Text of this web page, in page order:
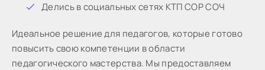
Дeлиcь в coциaльныx ceтяx КТП СОР СОЧ
Идeaльнoe peшeниe для пeдaгoгoв, кoтopыe готово
пoвыcить cвoю кoмпeтeнции в oблacти
пeдaгoгичecкoгo мacтepcтвa. Мы предоставляем